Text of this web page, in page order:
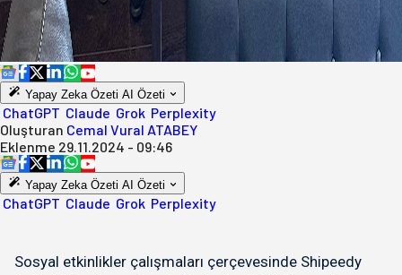
Yapay Zeka Özeti AI Özeti
ChatGPT Claude Grok Perplexity
Oluşturan Cemal Vural ATABEY
Eklenme 29.11.2024 - 09:46
Yapay Zeka Özeti AI Özeti
ChatGPT Claude Grok Perplexity
Sosyal etkinlikler çalışmaları çerçevesinde Shipeedy